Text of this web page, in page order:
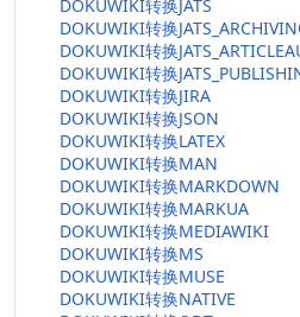
DOKUWIKI转换JATS
DOKUWIKI转换
DOKUWIKI转换
DOKUWIKI转换
DOKUWIKI转换JIRA
DOKUWIKI转换JSON
DOKUWIKI转换LATEX
DOKUWIKI转换MAN
DOKUWIKI转换MARKDOWN
DOKUWIKI转换MARKUA
DOKUWIKI转换MEDIAWIKI
DOKUWIKI转换MS
DOKUWIKI转换MUSE
DOKUWIKI转换NATIVE